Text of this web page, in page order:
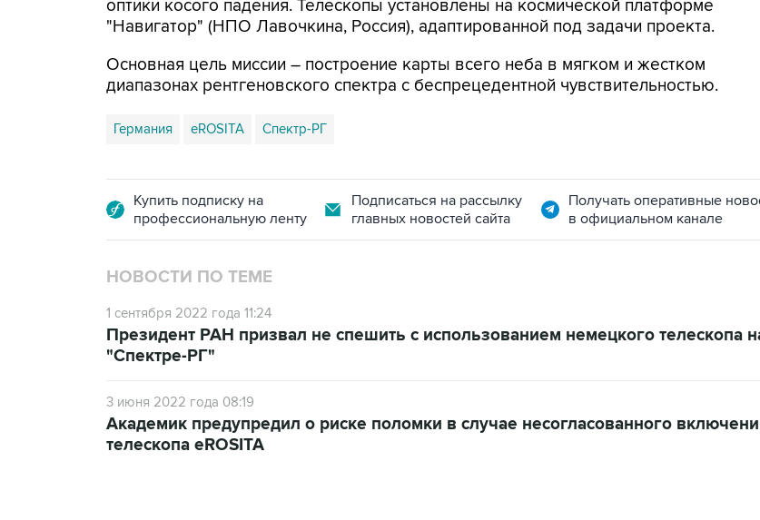
оптики косого падения. Телескопы установлены на космической платформе
"Навигатор" (НПО Лавочкина, Россия), адаптированной под задачи проекта.
Основная цель миссии – построение карты всего неба в мягком и жестком
диапазонах рентгеновского спектра с беспрецедентной чувствительностью.
Германия eROSITA Спектр-РГ
Купить подписку на
профессиональную ленту
Подписаться на рассылку
главных новостей сайта
Получать оперативные
в официальном канале
НОВОСТИ ПО ТЕМЕ
1 сентября 2022 года 11:24
Президент РАН призвал не спешить с использованием немецкого телескопа
"Спектре-РГ"
3 июня 2022 года 08:19
Академик предупредил о риске поломки в случае несогласованного
телескопа eROSITA